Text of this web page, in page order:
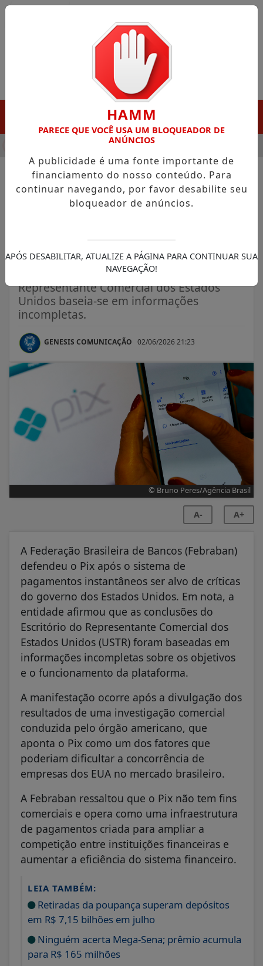
DESTAQUE EM PORTO GRANDE COM ATUAÇÃO VOLTADA
NOTÍCIAS/ECONOMIA
Febraban rebate críticas dos
concorrência
Para entidade, avaliação do Escritório do
Representante Comercial dos Estados
Unidos baseia-se em informações
incompletas.
GENESIS COMUNICAÇÃO 02/06/2026 21:23
© Bruno Peres/Agência Brasil
A- A+
A Federação Brasileira de Bancos (Febraban)
defendeu o Pix após o sistema de
pagamentos instantâneos ser alvo de críticas
do governo dos Estados Unidos. Em nota, a
entidade afirmou que as conclusões do
Escritório do Representante Comercial dos
Estados Unidos (USTR) foram baseadas em
informações incompletas sobre os objetivos
e o funcionamento da plataforma.
A manifestação ocorre após a divulgação dos
resultados de uma investigação comercial
conduzida pelo órgão americano, que
aponta o Pix como um dos fatores que
poderiam dificultar a concorrência de
empresas dos EUA no mercado brasileiro.
A Febraban ressaltou que o Pix não tem fins
comerciais e opera como uma infraestrutura
de pagamentos criada para ampliar a
competição entre instituições financeiras e
aumentar a eficiência do sistema financeiro.
LEIA TAMBÉM:
Retiradas da poupança superam depósitos
em R$ 7,15 bilhões em julho
Ninguém acerta Mega-Sena; prêmio acumula
para R$ 165 milhões
HAMM
PARECE QUE VOCÊ USA UM BLOQUEADOR DE
ANÚNCIOS
A publicidade é uma fonte importante de
financiamento do nosso conteúdo. Para
continuar navegando, por favor desabilite seu
bloqueador de anúncios.
APÓS DESABILITAR, ATUALIZE A PÁGINA PARA CONTINUAR SUA
NAVEGAÇÃO!